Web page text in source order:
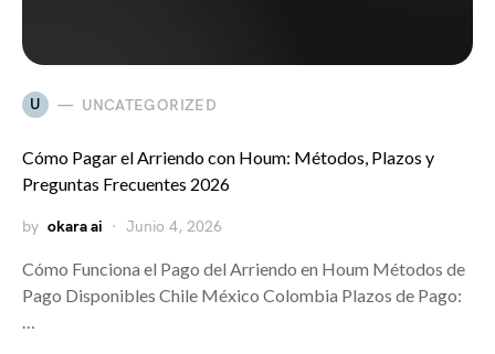
U UNCATEGORIZED
Cómo Pagar el Arriendo con Houm: Métodos, Plazos y
Preguntas Frecuentes 2026
by okara ai Junio 4, 2026
Cómo Funciona el Pago del Arriendo en Houm Métodos de
Pago Disponibles Chile México Colombia Plazos de Pago:
…